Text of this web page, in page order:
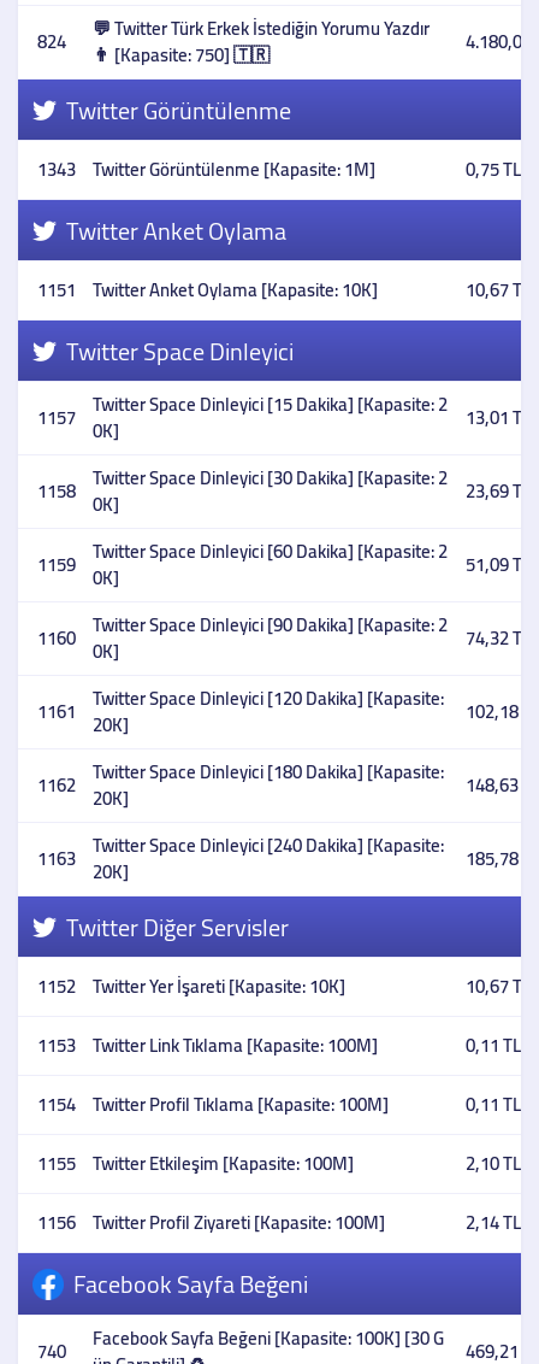
824 💬 Twitter Türk Erkek İstediğin Yorumu Yazdır
👨 [Kapasite: 750] 🇹🇷 4.180,00
Twitter Görüntülenme
1343 Twitter Görüntülenme [Kapasite: 1M] 0,75 TL
Twitter Anket Oylama
1151 Twitter Anket Oylama [Kapasite: 10K] 10,67 TL
Twitter Space Dinleyici
1157 Twitter Space Dinleyici [15 Dakika] [Kapasite: 2
0K] 13,01 TL
1158 Twitter Space Dinleyici [30 Dakika] [Kapasite: 2
0K] 23,69 TL
1159 Twitter Space Dinleyici [60 Dakika] [Kapasite: 2
0K] 51,09 TL
1160 Twitter Space Dinleyici [90 Dakika] [Kapasite: 2
0K] 74,32 TL
1161 Twitter Space Dinleyici [120 Dakika] [Kapasite:
20K] 102,18 TL
1162 Twitter Space Dinleyici [180 Dakika] [Kapasite:
20K] 148,63 TL
1163 Twitter Space Dinleyici [240 Dakika] [Kapasite:
20K] 185,78 TL
Twitter Diğer Servisler
1152 Twitter Yer İşareti [Kapasite: 10K]
10,67 TL
1153 Twitter Link Tıklama [Kapasite: 100M]
0,11 TL
1154 Twitter Profil Tıklama [Kapasite: 100M]
0,11 TL
1155 Twitter Etkileşim [Kapasite: 100M]
2,10 TL
1156 Twitter Profil Ziyareti [Kapasite: 100M] 2,14 TL
Facebook Sayfa Beğeni
740 Facebook Sayfa Beğeni [Kapasite: 100K] [30 G 469,21 TL